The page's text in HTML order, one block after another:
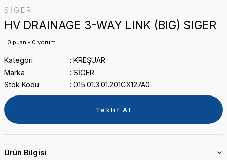
SİGER
HV DRAINAGE 3-WAY LINK (BIG) SIGER
0 puan - 0 yorum
Kategori
KREŞUAR
Marka
SİGER
Stok Kodu
015.01.3.01.201CX127A0
Teklif Al
Ürün Bilgisi